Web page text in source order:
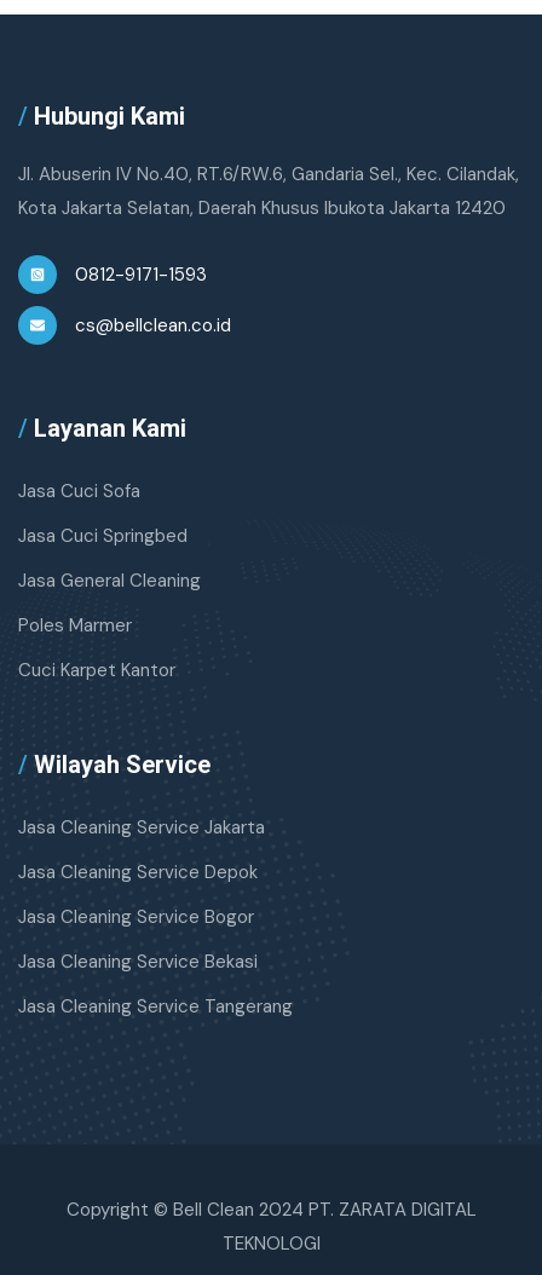
/ Hubungi Kami
Jl. Abuserin IV No.40, RT.6/RW.6, Gandaria Sel., Kec. Cilandak,
Kota Jakarta Selatan, Daerah Khusus Ibukota Jakarta 12420
0812-9171-1593
cs@bellclean.co.id
/ Layanan Kami
Jasa Cuci Sofa
Jasa Cuci Springbed
Jasa General Cleaning
Poles Marmer
Cuci Karpet Kantor
/ Wilayah Service
Jasa Cleaning Service Jakarta
Jasa Cleaning Service Depok
Jasa Cleaning Service Bogor
Jasa Cleaning Service Bekasi
Jasa Cleaning Service Tangerang
Copyright © Bell Clean 2024 PT. ZARATA DIGITAL
TEKNOLOGI